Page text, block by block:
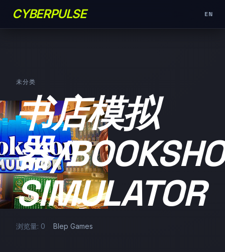
CYBERPULSE EN
未分类
书店模拟
器/
SIMULATOR
浏览量: 0 Blep Games